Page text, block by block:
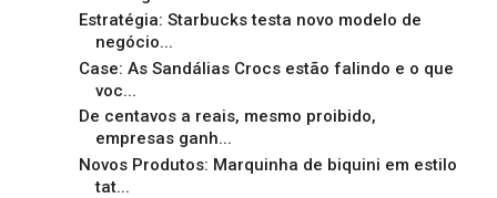
Estratégia: Starbucks testa novo modelo de
negócio...
Case: As Sandálias Crocs estão falindo e o que
voc...
De centavos a reais, mesmo proibido,
empresas ganh...
Novos Produtos: Marquinha de biquini em estilo
tat...